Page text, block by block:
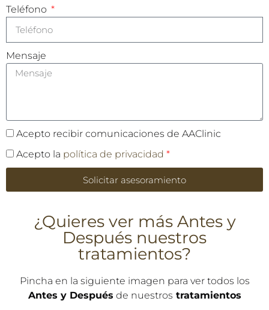
Teléfono
Mensaje
Acepto recibir comunicaciones de AAClinic
Acepto la política de privacidad *
Solicitar asesoramiento
¿Quieres ver más Antes y
Después nuestros
tratamientos?
Pincha en la siguiente imagen para ver todos los
Antes y Después de nuestros tratamientos